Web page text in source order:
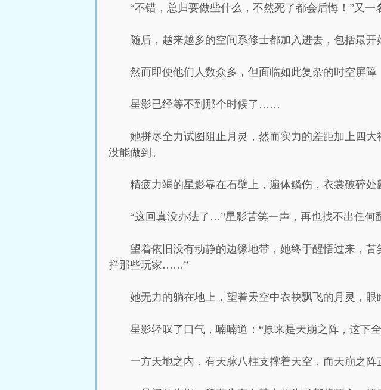
“不错，总归要做些什么，不然死了都会后悔！”又一
随后，越来越多的空间系修士都加入进去，包括最开
然而即便他们人数众多，但面临如此复杂的时空屏
星影已经等不到那个时候了……
她拼尽全力试图阻止月灵，然而实力的差距加上四
没能做到。
精疲力竭的星影靠在石壁上，遍体鳞伤，衣裳破碎
“这回真没办法了…”星影苦笑一声，再也找不出任何
望着依旧没有动静的边缘地带，她终于醒悟过来，
拦那些玩家……”
她无力的躺在地上，望着天空中衣袂飘飞的月灵，
星影轻叹了口气，喃喃道：“原来是天崩之阵，这下
一方天地之内，有天脉八柱支撑着天空，而天崩之